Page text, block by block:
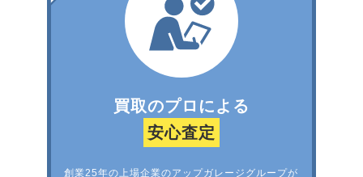
買取のプロによる
安心査定
創業25年の上場企業のアップガレージグループが